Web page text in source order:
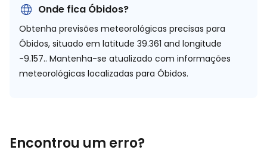
Onde fica Óbidos?
Obtenha previsões meteorológicas precisas para
Óbidos, situado em latitude 39.361 and longitude
-9.157.. Mantenha-se atualizado com informações
meteorológicas localizadas para Óbidos.
Encontrou um erro?